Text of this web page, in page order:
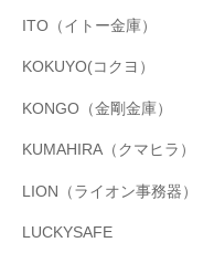
ITO（イトー金庫）
KOKUYO(コクヨ）
KONGO（金剛金庫）
KUMAHIRA（クマヒラ）
LION（ライオン事務器）
LUCKYSAFE